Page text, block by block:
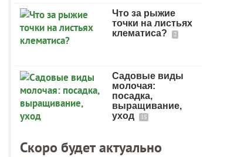
Что за рыжие
точки на листьях
клематиса?
2
Садовые виды
молочая:
посадка,
выращивание,
уход
15
Скоро будет актуально